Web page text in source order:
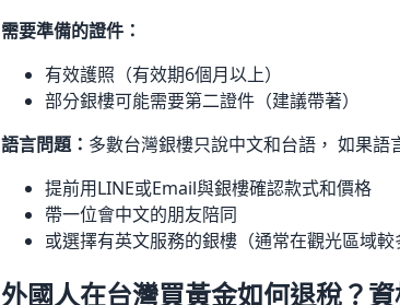
需要準備的證件：
有效護照（有效期6個月以上）
部分銀樓可能需要第二證件（建議帶著）
語言問題： 多數台灣銀樓只說中文和台語， 如果語
提前用LINE或Email與銀樓確認款式和價格
帶一位會中文的朋友陪同
或選擇有英文服務的銀樓（通常在觀光區域較
外國人在台灣買黃金如何退稅？